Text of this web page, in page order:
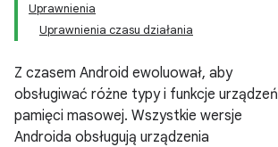
Uprawnienia
Uprawnienia czasu działania
Z czasem Android ewoluował, aby
obsługiwać różne typy i funkcje urządzeń
pamięci masowej. Wszystkie wersje
Androida obsługują urządzenia